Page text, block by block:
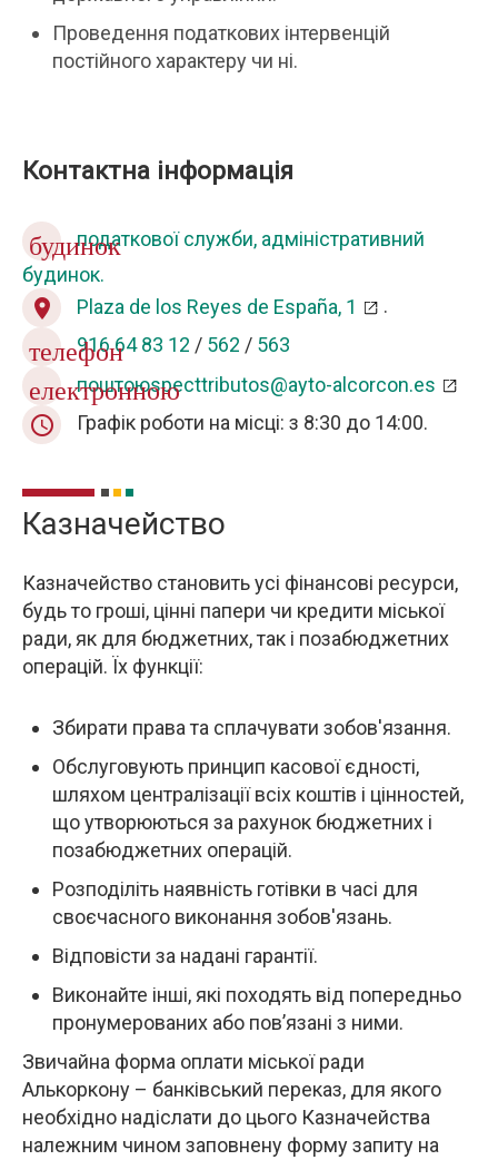
Проведення податкових інтервенцій
постійного характеру чи ні.
Контактна інформація
будинокподаткової служби, адміністративний
будинок.
location_on Plaza de los Reyes de España, 1 .
телефон916 64 83 12 / 562 / 563
електронною
поштоюspecttributos@ayto-alcorcon.es
query_builder Графік роботи на місці: з 8:30 до 14:00.
Казначейство
Казначейство становить усі фінансові ресурси,
будь то гроші, цінні папери чи кредити міської
ради, як для бюджетних, так і позабюджетних
операцій. Їх функції:
Збирати права та сплачувати зобов'язання.
Обслуговують принцип касової єдності,
шляхом централізації всіх коштів і цінностей,
що утворюються за рахунок бюджетних і
позабюджетних операцій.
Розподіліть наявність готівки в часі для
своєчасного виконання зобов'язань.
Відповісти за надані гарантії.
Виконайте інші, які походять від попередньо
пронумерованих або пов’язані з ними.
Звичайна форма оплати міської ради
Алькоркону – банківський переказ, для якого
необхідно надіслати до цього Казначейства
належним чином заповнену форму запиту на